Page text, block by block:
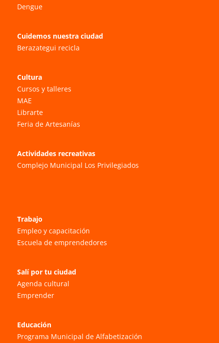
Dengue
Cuidemos nuestra ciudad
Berazategui recicla
Cultura
Cursos y talleres
MAE
Librarte
Feria de Artesanías
Actividades recreativas
Complejo Municipal Los Privilegiados
Trabajo
Empleo y capacitación
Escuela de emprendedores
Salí por tu ciudad
Agenda cultural
Emprender
Educación
Programa Municipal de Alfabetización